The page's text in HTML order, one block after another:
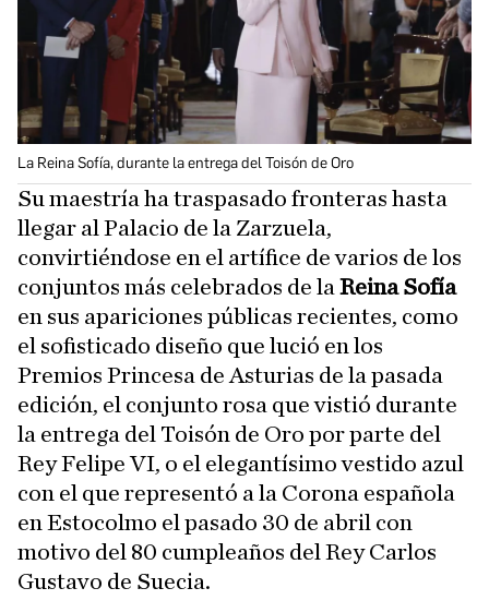
La Reina Sofía, durante la entrega del Toisón de Oro
Su maestría ha traspasado fronteras hasta
llegar al Palacio de la Zarzuela,
convirtiéndose en el artífice de varios de los
conjuntos más celebrados de la Reina Sofía
en sus apariciones públicas recientes, como
el sofisticado diseño que lució en los
Premios Princesa de Asturias de la pasada
edición, el conjunto rosa que vistió durante
la entrega del Toisón de Oro por parte del
Rey Felipe VI, o el elegantísimo vestido azul
con el que representó a la Corona española
en Estocolmo el pasado 30 de abril con
motivo del 80 cumpleaños del Rey Carlos
Gustavo de Suecia.